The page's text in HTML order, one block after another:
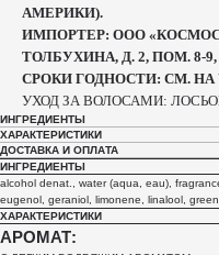
АМЕРИКИ).
ИМПОРТЕР: ООО
ТОЛБУХИНА, Д. 2, ПОМ. 8-9,
СРОКИ ГОДНОСТИ: СМ. НА
УХОД ЗА ВОЛОСАМИ:
ИНГРЕДИЕНТЫ
ХАРАКТЕРИСТИКИ
ДОСТАВКА И ОПЛАТА
ИНГРЕДИЕНТЫ
alcohol denat., water (aqua, eau),
eugenol, geraniol, limonene, linalool,
ХАРАКТЕРИСТИКИ
АРОМАТ: